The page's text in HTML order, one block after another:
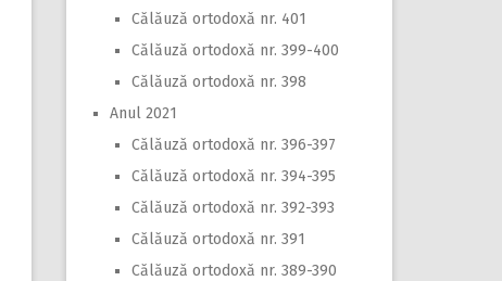
Călăuză ortodoxă nr. 401
Călăuză ortodoxă nr. 399-400
Călăuză ortodoxă nr. 398
Anul 2021
Călăuză ortodoxă nr. 396-397
Călăuză ortodoxă nr. 394-395
Călăuză ortodoxă nr. 392-393
Călăuză ortodoxă nr. 391
Călăuză ortodoxă nr. 389-390